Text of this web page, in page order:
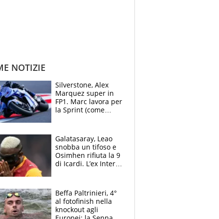
NOTIZIE
Silverstone, Alex
Marquez super in
FP1. Marc lavora per
la Sprint (come
Galatasaray, Leao
snobba un tifoso e
Osimhen rifiuta la 9
di Icardi. L’ex Inter
Beffa Paltrinieri, 4°
al fotofinish nella
knockout agli